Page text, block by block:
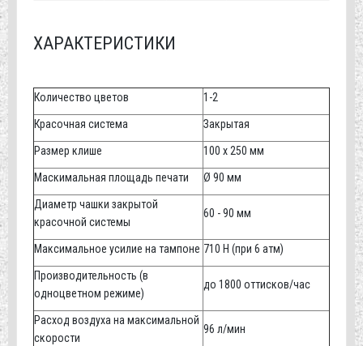
ХАРАКТЕРИСТИКИ
Количество цветов 1-2
Красочная система Закрытая
Размер клише 100 х 250 мм
Маскимальная площадь печати Ø 90 мм
Диаметр чашки закрытой
красочной системы
60 - 90 мм
Максимальное усилие на тампоне 710 Н (при 6 атм)
Производительность (в
одноцветном режиме)
до 1800 оттисков/час
Расход воздуха на максимальной
скорости
96 л/мин